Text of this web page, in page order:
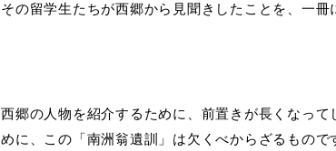
その留学生たちが西郷から見聞きしたことを、一冊
西郷の人物を紹介するために、前置きが長くなっ
めに、この「南洲翁遺訓」は欠くべからざるもので